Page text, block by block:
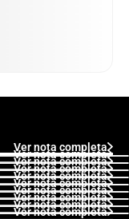
Ver nota completa
Ver nota completa
Ver nota completa
Ver nota completa
Ver nota completa
Ver nota completa
Ver nota completa
Ver nota completa
Ver nota completa
Ver nota completa